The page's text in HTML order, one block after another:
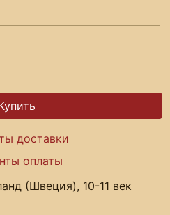
доставки
оплаты
(Швеция), 10-11 век